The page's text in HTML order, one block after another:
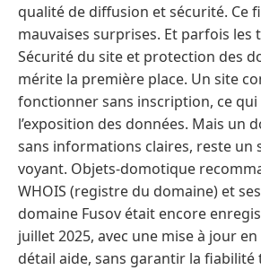
qualité de diffusion et sécurité. Ce
mauvaises surprises. Et parfois les
Sécurité du site et protection des
mérite la première place. Un site
fonctionner sans inscription, ce
l’exposition des données. Mais un
sans informations claires, reste un
voyant. Objets-domotique
WHOIS (registre du domaine) et
domaine Fusov était encore
juillet 2025, avec une mise à jour en
détail aide, sans garantir la fiabilité